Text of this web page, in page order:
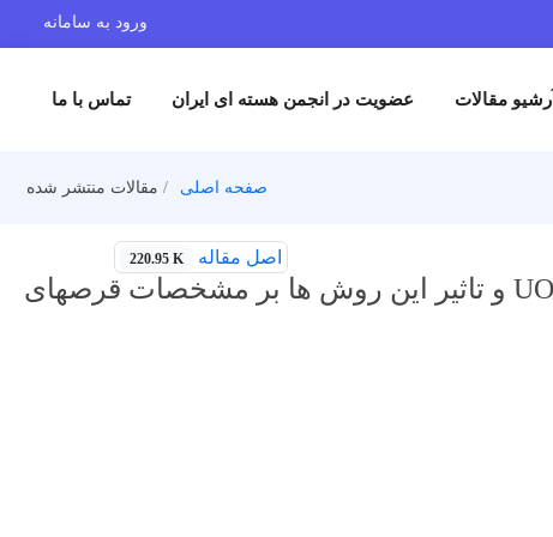
ورود به سامانه
آرشیو مقالات عضویت در انجمن هسته ای ایران تماس با ما
صفحه اصلی مقالات منتشر شده
اصل مقاله 220.95 K
بررسی روش های AUC و ADU در تبدیل UF6 به پودر UO2 و تاثیر این روش ها بر مشخصات قرصهای